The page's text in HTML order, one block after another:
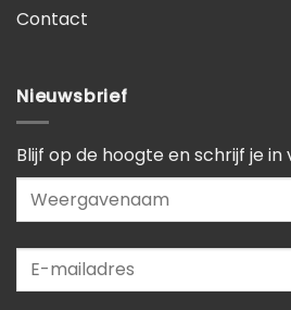
Contact
Nieuwsbrief
Blijf op de hoogte en schrijf je in